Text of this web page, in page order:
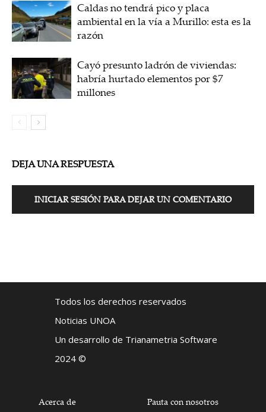
Caldas no tendrá pico y placa
ambiental en la vía a Murillo: esta es la
razón
Cayó presunto ladrón de viviendas:
habría hurtado elementos por $7
millones
DEJA UNA RESPUESTA
INICIAR SESIÓN PARA DEJAR UN COMENTARIO
Todos los derechos reservados
Noticias UNOA
Un desarrollo de Trianametria Software
2024 ©
Acerca de Pauta con nosotros